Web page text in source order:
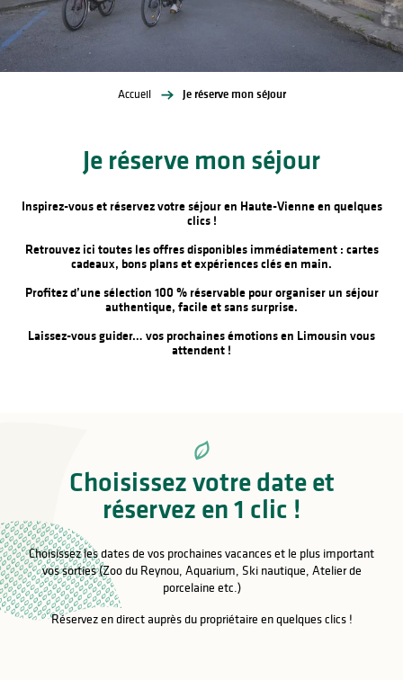
Accueil Je réserve mon séjour
Je réserve mon séjour
Inspirez-vous et réservez votre séjour en Haute-Vienne en quelques
clics !
Retrouvez ici toutes lesoffres disponibles immédiatement: cartes
cadeaux, bons plansetexpériences clés en main.
Profitez d’une sélection 100 % réservablepour organiser un séjour
authentique, facile et sans surprise.
Laissez-vous guider… vos prochaines émotions en Limousin vous
attendent !
Choisissez votre date et
réservez en 1 clic !
Choisissez les dates de vos prochaines vacances et le plus important
vos sorties (Zoo du Reynou, Aquarium, Ski nautique, Atelier de
porcelaine etc.)
Réservez en direct auprès du propriétaire en quelques clics !